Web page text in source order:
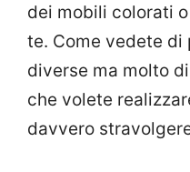
dei mobili colorati
te. Come vedete di
diverse ma molto
che volete
davvero